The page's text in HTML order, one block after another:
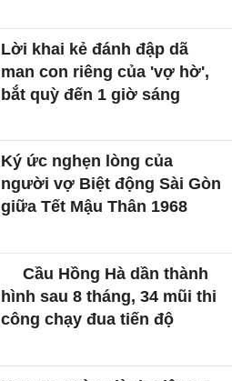
Lời khai kẻ đánh đập dã
man con riêng của 'vợ hờ',
bắt quỳ đến 1 giờ sáng
Ký ức nghẹn lòng của
người vợ Biệt động Sài Gòn
giữa Tết Mậu Thân 1968
Cầu Hồng Hà dần thành
hình sau 8 tháng, 34 mũi thi
công chạy đua tiến độ